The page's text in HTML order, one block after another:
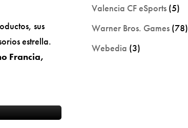
sus
estrella.
Francia,
Valencia CF eSports (5)
Warner Bros. Games (78)
Webedia (3)